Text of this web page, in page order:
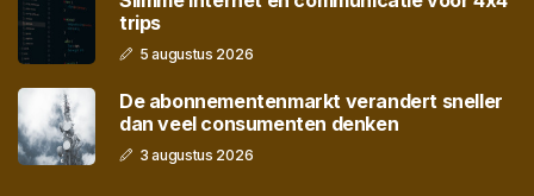
trips
5 augustus 2026
De abonnementenmarkt verandert sneller
dan veel consumenten denken
3 augustus 2026